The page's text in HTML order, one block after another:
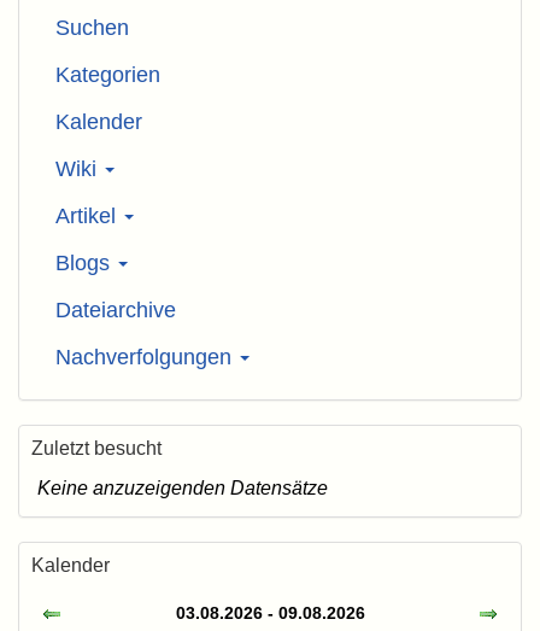
Suchen
Kategorien
Kalender
Wiki
Artikel
Blogs
Dateiarchive
Nachverfolgungen
Zuletzt besucht
Keine anzuzeigenden Datensätze
Kalender
03.08.2026 - 09.08.2026